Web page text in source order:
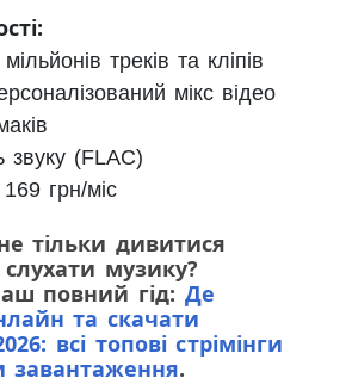
треків та кліпів
мікс відео
звуку (FLAC)
грн/міс
тільки дивитися
музику?
повний гід: Де
та скачати
всі топові стрімінги
завантаження.